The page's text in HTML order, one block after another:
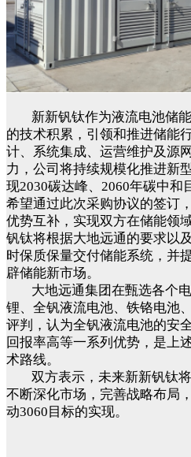
新新钒钛作为液流电池储
的技术积累，引领和推进储能
计、系统集成、运营维护及源
力，公司将持续规模化推进新
现2030碳达峰、2060年碳中和
希望通过此次采购协议的签订
优势互补，实现双方在储能领
钒钛将根据大地远通的要求以
时保质保量交付储能系统，并
辟储能新市场。
大地远通集团在甄选各个
锂、全钒液流电池、铁铬电池
评判，认为全钒液流电池的安
回报率高等一系列优势，是上
术路线。
双方表示，未来新新钒钛
不断深化市场，完善战略布局
动3060目标的实现。